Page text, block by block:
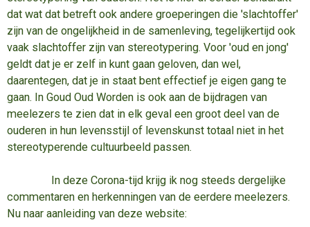
dat wat dat betreft ook andere groeperingen die 'slachtoffer'
zijn van de ongelijkheid in de samenleving, tegelijkertijd ook
vaak slachtoffer zijn van stereotypering. Voor 'oud en jong'
geldt dat je er zelf in kunt gaan geloven, dan wel,
daarentegen, dat je in staat bent effectief je eigen gang te
gaan. In Goud Oud Worden is ook aan de bijdragen van
meelezers te zien dat in elk geval een groot deel van de
ouderen in hun levensstijl of levenskunst totaal niet in het
stereotyperende cultuurbeeld passen.
In deze Corona-tijd krijg ik nog steeds dergelijke
commentaren en herkenningen van de eerdere meelezers.
Nu naar aanleiding van deze website: